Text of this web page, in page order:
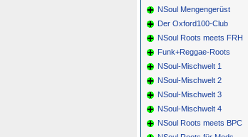
NSoul Mengengerüst
Der Oxford100-Club
NSoul Roots meets FRH
Funk+Reggae-Roots
NSoul-Mischwelt 1
NSoul-Mischwelt 2
NSoul-Mischwelt 3
NSoul-Mischwelt 4
NSoul Roots meets BPC